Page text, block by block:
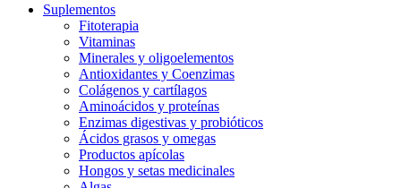
Suplementos
Fitoterapia
Vitaminas
Minerales y oligoelementos
Antioxidantes y Coenzimas
Colágenos y cartílagos
Aminoácidos y proteínas
Enzimas digestivas y probióticos
Ácidos grasos y omegas
Productos apícolas
Hongos y setas medicinales